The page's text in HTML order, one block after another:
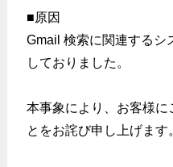
■原因
Gmail 検索に関連するシ
しておりました。
本事象により、お客様に
とをお詫び申し上げます